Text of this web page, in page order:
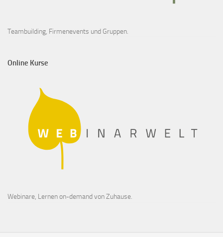
Teambuilding, Firmenevents und Gruppen.
Online Kurse
Webinare, Lernen on-demand von Zuhause.